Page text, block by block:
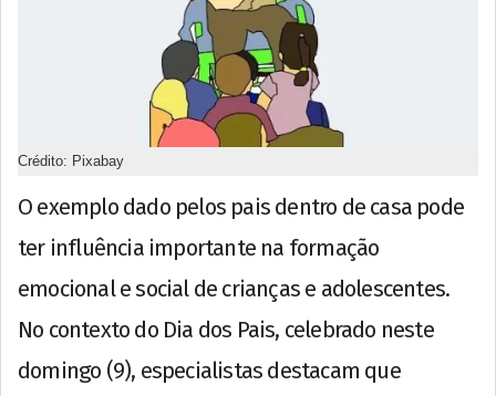
Crédito: Pixabay
O exemplo dado pelos pais dentro de casa pode
ter influência importante na formação
emocional e social de crianças e adolescentes.
No contexto do Dia dos Pais, celebrado neste
domingo (9), especialistas destacam que